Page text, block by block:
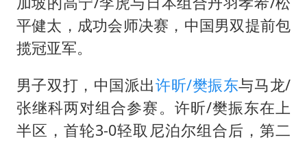
河南：领导干部要带头休假
男子出狱前8天被改判死缓
13岁少年白天写作业晚上夜市炒粉
四预警齐发！双台风影响多个海域
平健太，成功会师决赛，中国男双提前包
揽冠亚军。
男子双打，中国派出许昕/樊振东与马龙/
张继科两对组合参赛。许昕/樊振东在上
半区，首轮3-0轻取尼泊尔组合后，第二